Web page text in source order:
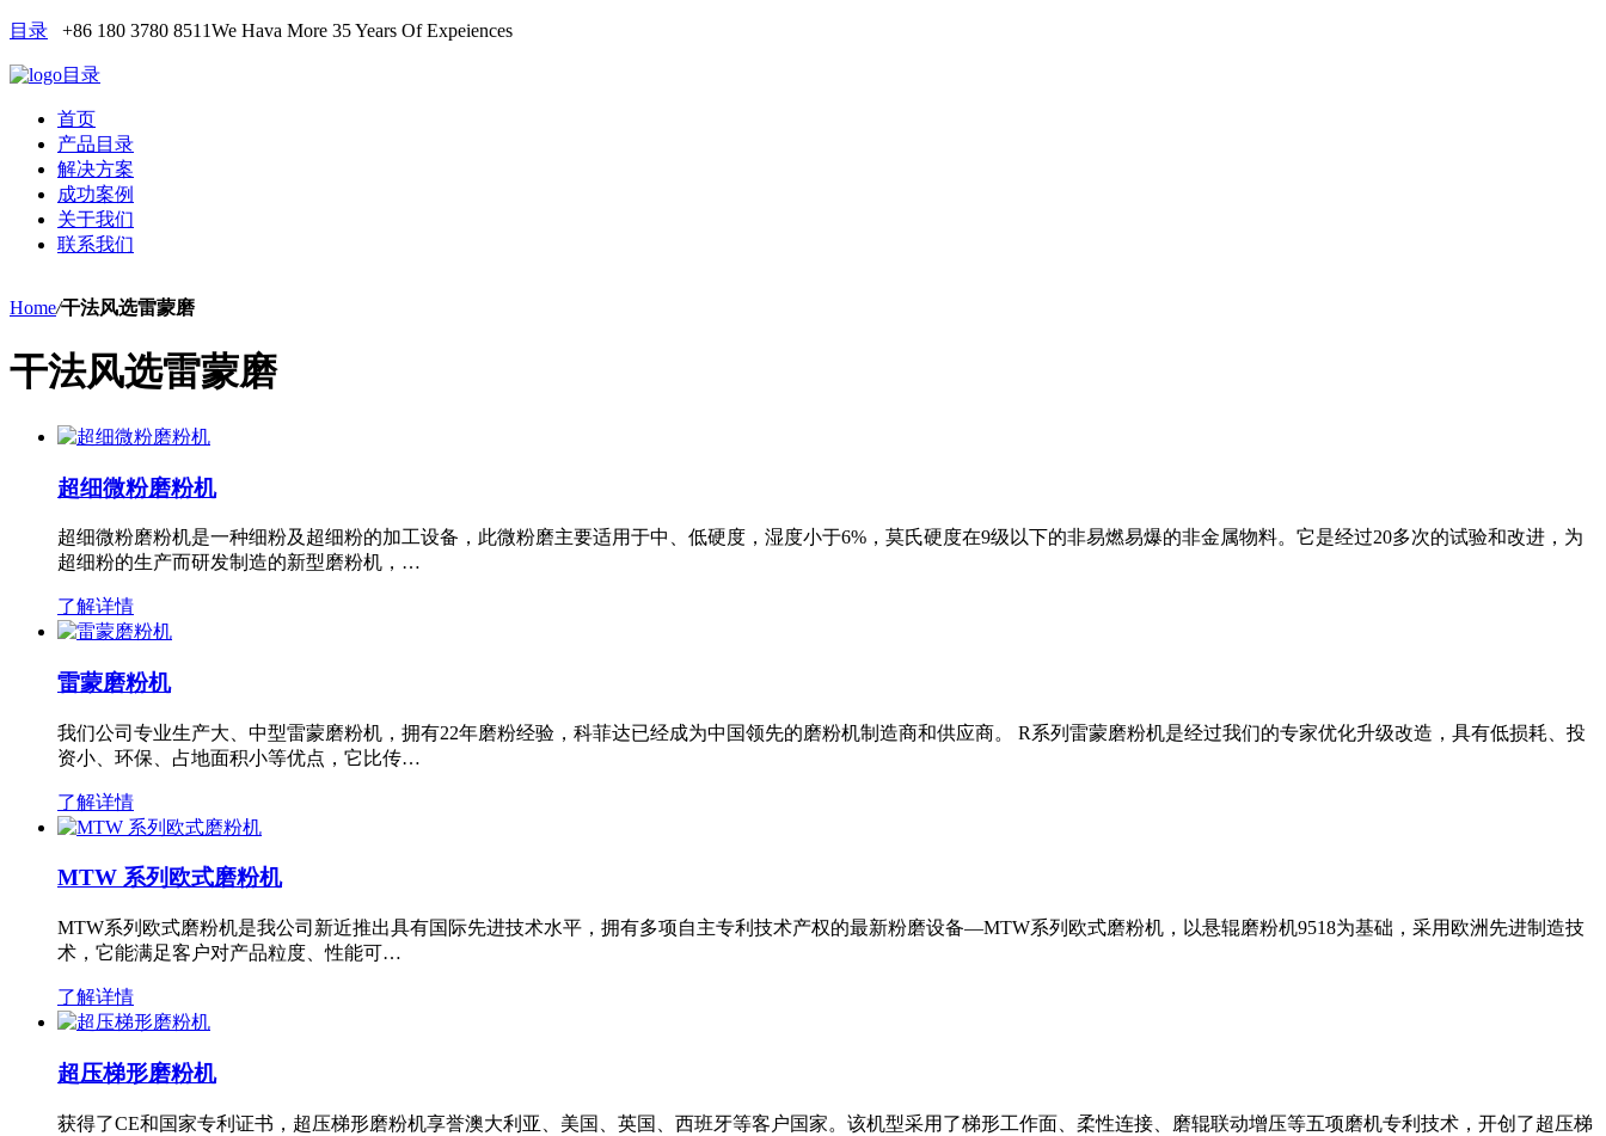
目录 +86 180 3780 8511We Hava More 35 Years Of Expeiences
目录
首页
产品目录
解决方案
成功案例
关于我们
联系我们
Home/干法风选雷蒙磨
干法风选雷蒙磨
超细微粉磨粉机
超细微粉磨粉机是一种细粉及超细粉的加工设备，此微粉磨主要适用于中、低硬度，湿度小于6%，莫氏硬度在9级以下的非易燃易爆的非金属物料。它是经过20多次的试验和改进，为
超细粉的生产而研发制造的新型磨粉机，…
了解详情
雷蒙磨粉机
我们公司专业生产大、中型雷蒙磨粉机，拥有22年磨粉经验，科菲达已经成为中国领先的磨粉机制造商和供应商。 R系列雷蒙磨粉机是经过我们的专家优化升级改造，具有低损耗、投
资小、环保、占地面积小等优点，它比传…
了解详情
MTW 系列欧式磨粉机
MTW系列欧式磨粉机是我公司新近推出具有国际先进技术水平，拥有多项自主专利技术产权的最新粉磨设备—MTW系列欧式磨粉机，以悬辊磨粉机9518为基础，采用欧洲先进制造技
术，它能满足客户对产品粒度、性能可…
了解详情
超压梯形磨粉机
获得了CE和国家专利证书，超压梯形磨粉机享誉澳大利亚、美国、英国、西班牙等客户国家。该机型采用了梯形工作面、柔性连接、磨辊联动增压等五项磨机专利技术，开创了超压梯